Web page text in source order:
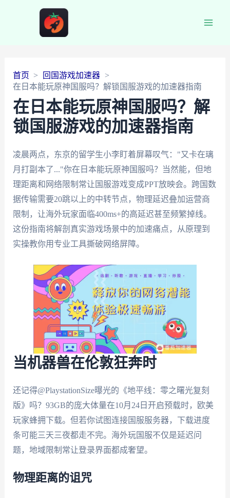
首页
回国游戏加速器
在日本能玩原神国服吗？解锁国服游戏的加速器指南
在日本能玩原神国服吗？解
锁国服游戏的加速器指南
凌晨两点，东京的留学生小李盯着屏幕叹气："又卡在璃
月打副本了..."你在日本能玩原神国服吗？当然能，但地
理距离和网络限制常让国服游戏变成PPT放映会。跨国数
据传输需要20跳以上的中转节点，物理延迟叠加运营商
限制，让海外玩家面临400ms+的高延迟甚至频繁掉线。
这份指南将解剖真实游戏场景中的加速痛点，从原理到
实操教你用专业工具撕破网络屏障。
当机器兽在伦敦狂奔时
还记得@PlaystationSize曝光的《地平线：零之曙光复刻
版》吗？93GB的庞大体量在10月24日开启预载时，欧美
玩家蜂拥下载。但若你试图连接国服服务器，下载进度
条可能三天三夜都走不完。海外玩国服不仅是延迟问
题，地域限制常让登录界面都成奢望。
物理距离的诅咒